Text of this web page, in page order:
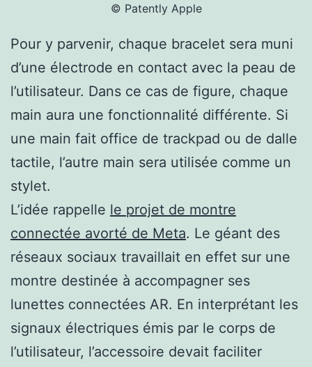
© Patently Apple
Pour y parvenir, chaque bracelet sera muni
d’une électrode en contact avec la peau de
l’utilisateur. Dans ce cas de figure, chaque
main aura une fonctionnalité différente. Si
une main fait office de trackpad ou de dalle
tactile, l’autre main sera utilisée comme un
stylet.
L’idée rappelle le projet de montre
connectée avorté de Meta. Le géant des
réseaux sociaux travaillait en effet sur une
montre destinée à accompagner ses
lunettes connectées AR. En interprétant les
signaux électriques émis par le corps de
l’utilisateur, l’accessoire devait faciliter